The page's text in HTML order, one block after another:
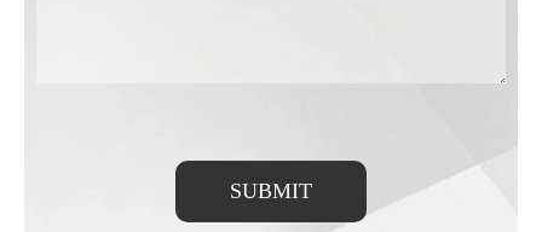
SUBMIT